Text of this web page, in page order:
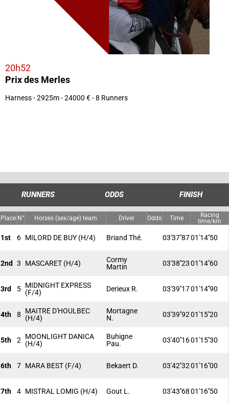
20h52
Prix des Merles
Harness - 2925m - 24000 € - 8 Runners
RUNNERS ODDS FINISH
Place N° Horses (sex/age) team Driver Odds Time
Racing
time/km
1st 6 MILORD DE BUY (H/4) Briand Thé. 03'37''8701'14''50
2nd 3 MASCARET (H/4)
Cormy
Martin
03'38''2301'14''60
3rd 5 MIDNIGHT EXPRESS
(F/4)
Derieux R. 03'39''1701'14''90
4th 8
MAITRE D'HOULBEC
(H/4)
Mortagne
N.
03'39''9201'15''20
5th 2
MOONLIGHT DANICA
(H/4)
Buhigne
Pau.
03'40''1601'15''30
6th 7 MARA BEST (F/4) Bekaert D. 03'42''3201'16''00
7th 4 MISTRAL LOMIG (H/4) Gout L. 03'43''6801'16''50